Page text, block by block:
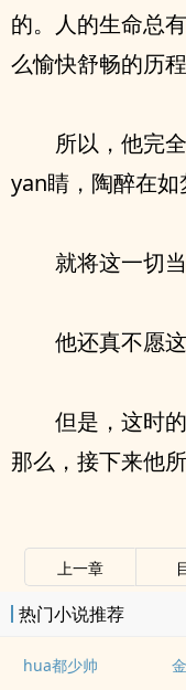
的。人的生命总
么愉快舒畅的历
所以，他完
yan睛，陶醉在如
就将这一切
他还真不愿
但是，这时
那么，接下来他
上一章
热门小说推荐
hua都少帅